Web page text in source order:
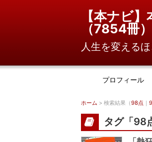
【本ナビ
（7854冊）
人生を変える
プロフィール
ホーム > 検索結果（98点 ｜
タグ「98